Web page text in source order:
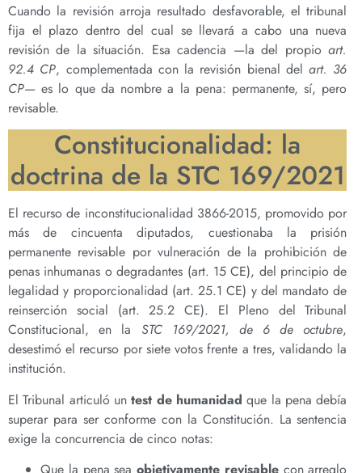
Cuando la revisión arroja resultado desfavorable, el tribunal
fija el plazo dentro del cual se llevará a cabo una nueva
revisión de la situación. Esa cadencia —la del propioart.
92.4 CP, complementada con la revisión bienal delart. 36
CP— es lo que da nombre a la pena: permanente, sí, pero
revisable.
Constitucionalidad: la
doctrina de la STC 169/2021
El recurso de inconstitucionalidad 3866-2015, promovido por
más de cincuenta diputados, cuestionaba la prisión
permanente revisable por vulneración de la prohibición de
penas inhumanas o degradantes (art. 15 CE), del principio de
legalidad y proporcionalidad (art. 25.1 CE) y del mandato de
reinserción social (art. 25.2 CE). El Pleno del Tribunal
Constitucional, en la STC 169/2021, de 6 de octubre,
desestimó el recurso por siete votos frente a tres, validando la
institución.
El Tribunal articuló untest de humanidad que la pena debía
superar para ser conforme con la Constitución. La sentencia
exige la concurrencia de cinco notas: